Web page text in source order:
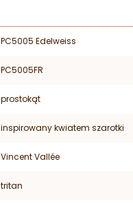
PC5005 Edelweiss
PC5005FR
prostokąt
inspirowany kwiatem szarotki
Vincent Vallée
tritan